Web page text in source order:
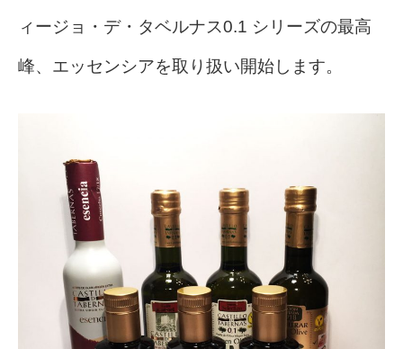
ィージョ・デ・タベルナス0.1 シリーズの最高
峰、エッセンシアを取り扱い開始します。